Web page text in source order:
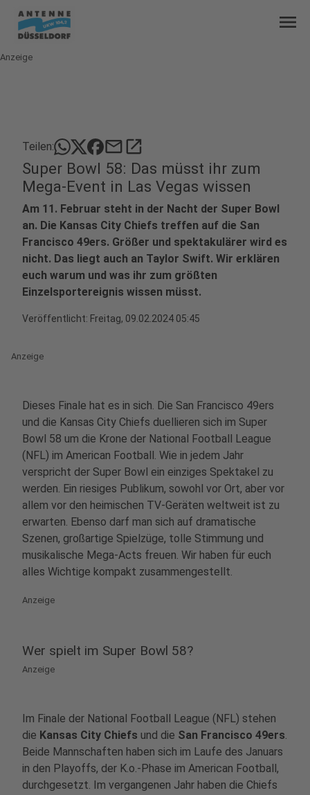
menu
Anzeige
Teilen: mailopen_in_new
Super Bowl 58: Das müsst ihr zum
Mega-Event in Las Vegas wissen
Am 11. Februar steht in der Nacht der Super Bowl
an. Die Kansas City Chiefs treffen auf die San
Francisco 49ers. Größer und spektakulärer wird es
nicht. Das liegt auch an Taylor Swift. Wir erklären
euch warum und was ihr zum größten
Einzelsportereignis wissen müsst.
Veröffentlicht: Freitag, 09.02.2024 05:45
Anzeige
Dieses Finale hat es in sich. Die San Francisco 49ers
und die Kansas City Chiefs duellieren sich im Super
Bowl 58 um die Krone der National Football League
(NFL) im American Football. Wie in jedem Jahr
verspricht der Super Bowl ein einziges Spektakel zu
werden. Ein riesiges Publikum, sowohl vor Ort, aber vor
allem vor den heimischen TV-Geräten weltweit ist zu
erwarten. Ebenso darf man sich auf dramatische
Szenen, großartige Spielzüge, tolle Stimmung und
musikalische Mega-Acts freuen. Wir haben für euch
alles Wichtige kompakt zusammengestellt.
Anzeige
Wer spielt im Super Bowl 58?
Anzeige
Im Finale der National Football League (NFL) stehen
die Kansas City Chiefs und die San Francisco 49ers.
Beide Mannschaften haben sich im Laufe des Januars
in den Playoffs, der K.o.-Phase im American Football,
durchgesetzt. Im vergangenen Jahr haben die Chiefs